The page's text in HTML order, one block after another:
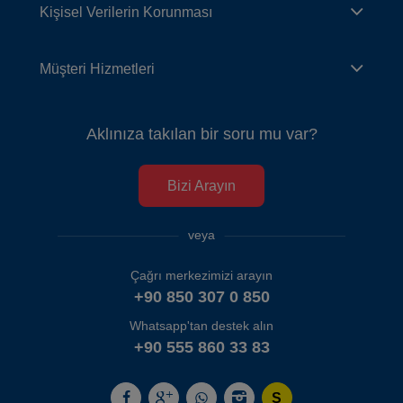
Kişisel Verilerin Korunması
Müşteri Hizmetleri
Aklınıza takılan bir soru mu var?
Bizi Arayın
veya
Çağrı merkezimizi arayın
+90 850 307 0 850
Whatsapp'tan destek alın
+90 555 860 33 83